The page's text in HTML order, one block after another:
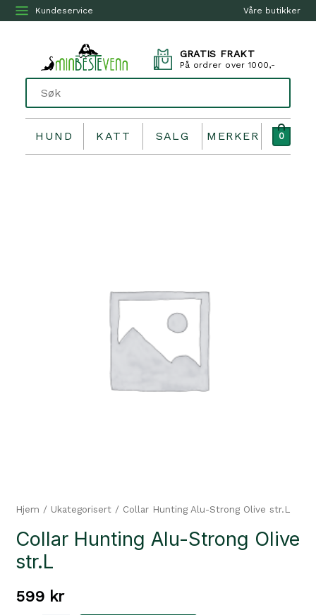
Våre butikker
Kundeservice
GRATIS FRAKT
På ordrer over 1000,-
HUND KATT SALG MERKER 0
Hjem / Ukategorisert / Collar Hunting Alu-Strong Olive str.L
Collar Hunting Alu-Strong Olive
str.L
599 kr